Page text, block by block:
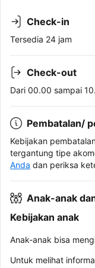
Check-in
Tersedia 24 jam
Check-out
Dari 00.00 sampai
Pembatalan/
Kebijakan
tergantung tipe
Anda dan periksa
Anak-anak
Kebijakan anak
Anak-anak bisa
Untuk melihat